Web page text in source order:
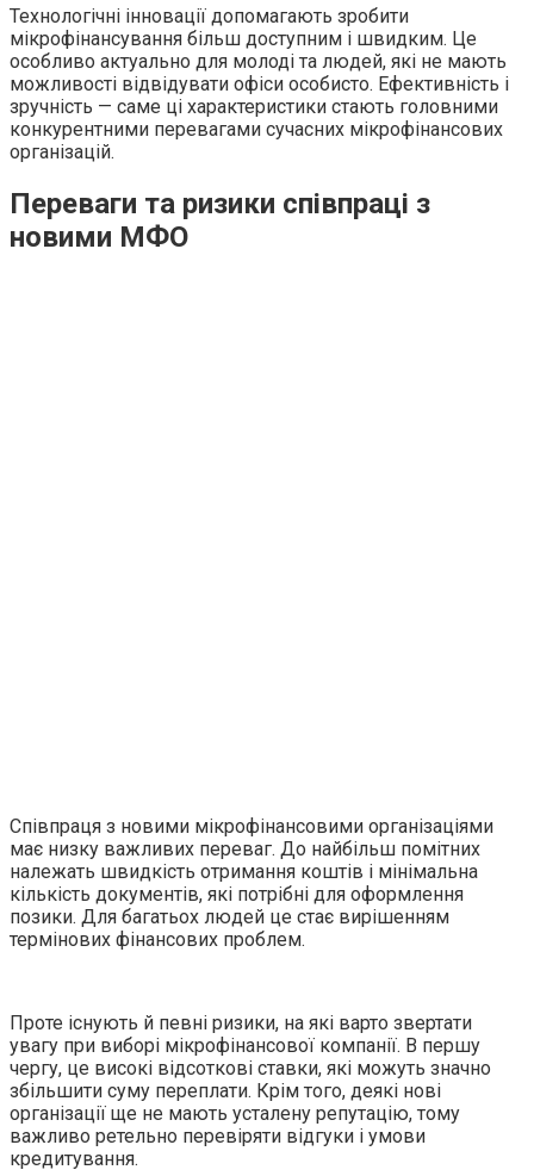
Технологічні інновації допомагають зробити
мікрофінансування більш доступним і швидким. Це
особливо актуально для молоді та людей, які не мають
можливості відвідувати офіси особисто. Ефективність і
зручність — саме ці характеристики стають головними
конкурентними перевагами сучасних мікрофінансових
організацій.
Переваги та ризики співпраці з
новими МФО
Співпраця з новими мікрофінансовими організаціями
має низку важливих переваг. До найбільш помітних
належать швидкість отримання коштів і мінімальна
кількість документів, які потрібні для оформлення
позики. Для багатьох людей це стає вирішенням
термінових фінансових проблем.
Проте існують й певні ризики, на які варто звертати
увагу при виборі мікрофінансової компанії. В першу
чергу, це високі відсоткові ставки, які можуть значно
збільшити суму переплати. Крім того, деякі нові
організації ще не мають усталену репутацію, тому
важливо ретельно перевіряти відгуки і умови
кредитування.